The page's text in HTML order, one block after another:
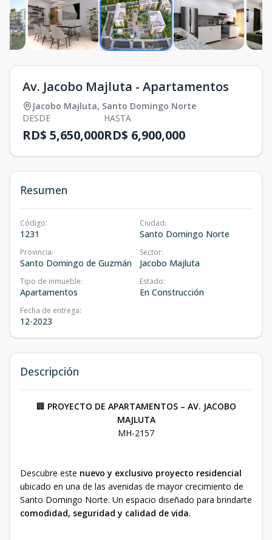
Av. Jacobo Majluta - Apartamentos
Jacobo Majluta, Santo Domingo Norte
DESDE
RD$ 5,650,000
HASTA
RD$ 6,900,000
Resumen
Código:
1231
Ciudad:
Santo Domingo Norte
Provincia:
Santo Domingo de Guzmán
Sector:
Jacobo Majluta
Tipo de inmueble:
Apartamentos
Estado:
En Construcción
Fecha de entrega:
12-2023
Descripción
🏢 PROYECTO DE APARTAMENTOS – AV. JACOBO
MAJLUTA
MH-2157
Descubre este nuevo y exclusivo proyecto residencial
ubicado en una de las avenidas de mayor crecimiento de
Santo Domingo Norte. Un espacio diseñado para brindarte
comodidad, seguridad y calidad de vida.